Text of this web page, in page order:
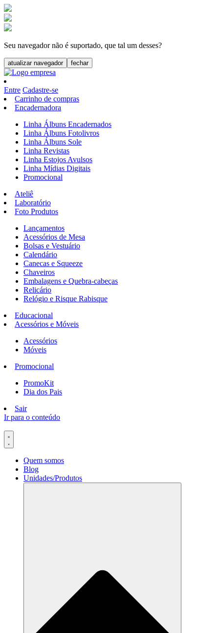
Seu navegador não é suportado, que tal um desses?
atualizar navegador fechar
Entre Cadastre-se
Carrinho de compras
Encadernadora
Linha Álbuns Encadernados
Linha Álbuns Fotolivros
Linha Álbuns Sole
Linha Revistas
Linha Estojos Avulsos
Linha Mídias Digitais
Promocional
Ateliê
Laboratório
Foto Produtos
Lançamentos
Acessórios de Mesa
Bolsas e Vestuário
Calendário
Canecas e Squeeze
Chaveiros
Embalagens e Quebra-cabeças
Relicário
Relógio e Risque Rabisque
Educacional
Acessórios e Móveis
Acessórios
Móveis
Promocional
PromoKit
Dia dos Pais
Sair
Ir para o conteúdo
Quem somos
Blog
Unidades/Produtos